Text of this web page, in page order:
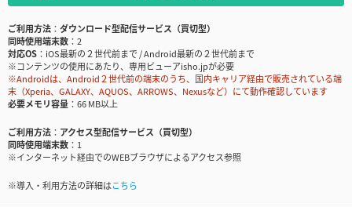
ご利用方法
ダウンロード型配信サービス（買切型）
同時使用端末数
2
対応OS
iOS最新の２世代前まで / Android最新の２世代前まで
※コンテンツの使用にあたり、専用ビューアisho.jpが必要
※Androidは、Android２世代前の端末のうち、国内キャリア経由で販売されている端
末（Xperia、GALAXY、AQUOS、ARROWS、Nexusなど）にて動作確認しています
必要メモリ容量
66 MB以上
ご利用方法
アクセス型配信サービス（買切型）
同時使用端末数
1
※インターネット経由でのWEBブラウザによるアクセス参照
※導入・利用方法の詳細はこちら